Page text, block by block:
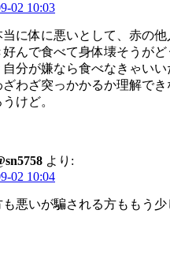
02 10:03
当に体に悪いとして、赤の
好んで食べて身体壊そうが
分が嫌なら食べなきゃいい
ざわざ突っかかるか理解で
けど。
より:
02 10:04
も悪いが騙される方ももう